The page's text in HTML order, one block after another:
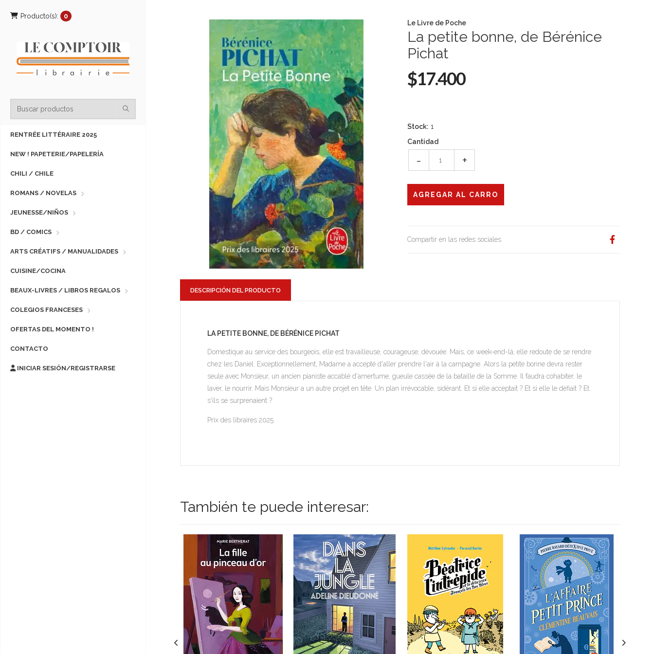
Producto(s): 0
RENTRÉE LITTÉRAIRE 2025
NEW ! PAPETERIE/PAPELERÍA
CHILI / CHILE
ROMANS / NOVELAS
JEUNESSE/NIÑOS
BD / COMICS
ARTS CRÉATIFS / MANUALIDADES
CUISINE/COCINA
BEAUX-LIVRES / LIBROS REGALOS
COLEGIOS FRANCESES
OFERTAS DEL MOMENTO !
CONTACTO
INICIAR SESIÓN/REGISTRARSE
Le Livre de Poche
La petite bonne, de Bérénice
Pichat
$17.400
Stock: 1
Cantidad
- +
Compartir en las redes sociales
DESCRIPCIÓN DEL PRODUCTO
LA PETITE BONNE, DE BÉRÉNICE PICHAT
Domestique au service des bourgeois, elle est travailleuse, courageuse, dévouée. Mais, ce week-end-là, elle redoute de se rendre
chez les Daniel. Exceptionnellement, Madame a accepté d'aller prendre l'air à la campagne. Alors la petite bonne devra rester
seule avec Monsieur, un ancien pianiste accablé d'amertume, gueule cassée de la bataille de la Somme. Il faudra cohabiter, le
laver, le nourrir. Mais Monsieur a un autre projet en tête. Un plan irrévocable, sidérant. Et si elle acceptait ? Et si elle le défiait ? Et
s'ils se surprenaient ?
Prix des libraires 2025
También te puede interesar: